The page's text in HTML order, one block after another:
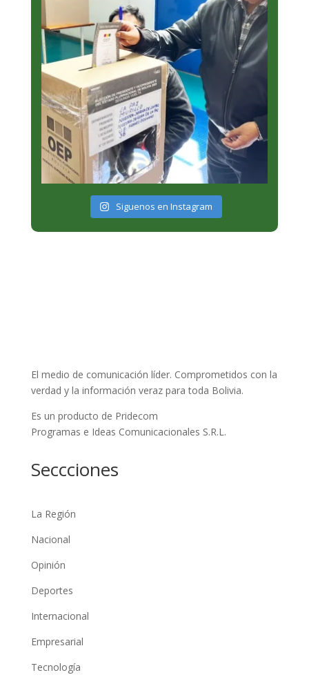
Siguenos en Instagram
El medio de comunicación líder. Comprometidos con la
verdad y la información veraz para toda Bolivia.
Es un producto de Pridecom
Programas e Ideas Comunicacionales S.R.L.
Seccciones
La Región
Nacional
Opinión
Deportes
Internacional
Empresarial
Tecnología